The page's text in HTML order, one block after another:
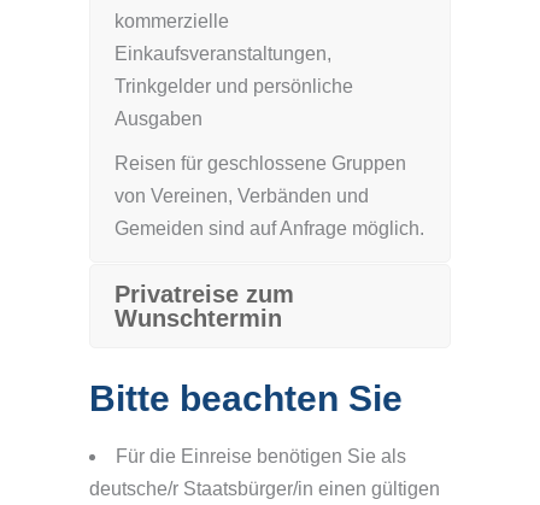
kommerzielle
Einkaufsveranstaltungen,
Trinkgelder und persönliche
Ausgaben
Reisen für geschlossene Gruppen
von Vereinen, Verbänden und
Gemeiden sind auf Anfrage möglich.
Privatreise zum
Wunschtermin
Bitte beachten Sie
Für die Einreise benötigen Sie als
deutsche/r Staatsbürger/in einen gültigen